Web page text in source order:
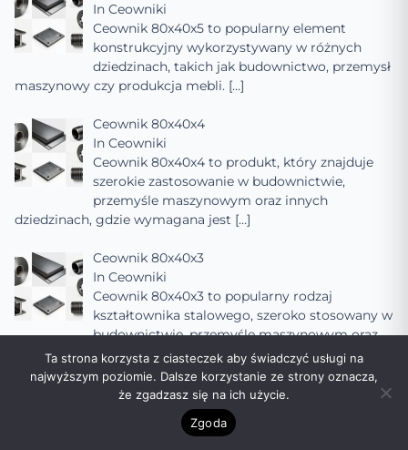
In Ceowniki
Ceownik 80x40x5 to popularny element
konstrukcyjny wykorzystywany w różnych
dziedzinach, takich jak budownictwo, przemysł
maszynowy czy produkcja mebli. […]
Ceownik 80x40x4
In Ceowniki
Ceownik 80x40x4 to produkt, który znajduje
szerokie zastosowanie w budownictwie,
przemyśle maszynowym oraz innych
dziedzinach, gdzie wymagana jest […]
Ceownik 80x40x3
In Ceowniki
Ceownik 80x40x3 to popularny rodzaj
kształtownika stalowego, szeroko stosowany w
budownictwie, przemyśle maszynowym oraz
innych dziedzinach, gdzie[…]
Ceownik 80x40x2
Ceownik 80x40x2 to popularny rodzaj
Ta strona korzysta z ciasteczek aby świadczyć usługi na
najwyższym poziomie. Dalsze korzystanie ze strony oznacza,
że zgadzasz się na ich użycie.
Zgoda